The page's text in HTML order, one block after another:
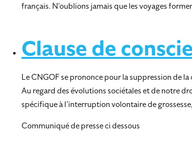
français. N’oublions jamais que les voyages
Clause de
Le CNGOF se prononce pour la suppression de
Au regard des évolutions sociétales et de notre
spécifique à l’interruption volontaire de
Communiqué de presse ci dessous